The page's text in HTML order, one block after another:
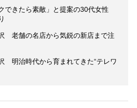
できたら素敵」と提案の30代女性
老舗の名店から気鋭の新店まで注
明治時代から育まれてきた“テレワ